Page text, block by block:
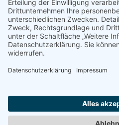
Urlaub zum
Früheste Anreise:
Reise